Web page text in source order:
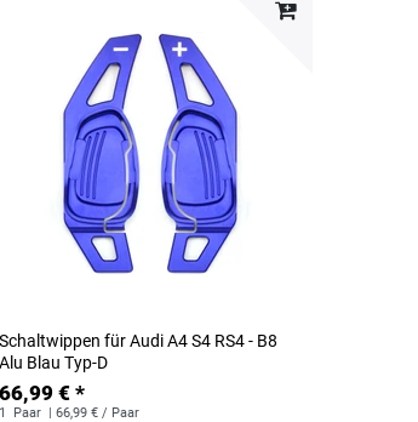
Schaltwippen für Audi A4 S4 RS4 - B8
Alu Blau Typ-D
66,99 € *
1 Paar | 66,99 € / Paar